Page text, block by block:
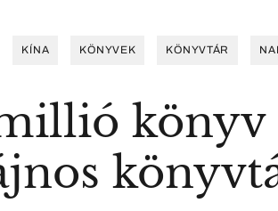
KÍNA KÖNYVEK KÖNYVTÁR